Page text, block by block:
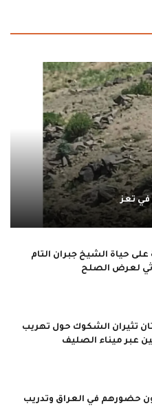
في تعز
حياة الشيخ جبران التام
لعرض الصلح
تثيران الشكوك حول تهريب
عبر ميناء الصليف
حضورهم في العراق وتدريب